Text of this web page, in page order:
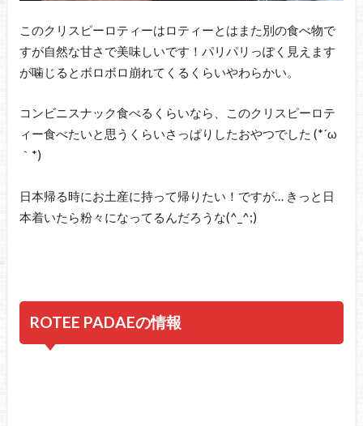
このクリスピーロティーはロティーとはまた別の食べ物で
すが自然な甘さで美味しいです！パリパリっぽく見えます
が噛じるとボロボロ崩れてくるくらいやわらかい。
コンビニスナック食べるくらいなら、このクリスピーロテ
ィー食べたいと思うくらいさっぱりしたおやつでした (*´ω
｀*)
日本帰る時にお土産に持って帰りたい！ですが… きっと日
本着いたら粉々になってるんだろうな(^_^;)
ROTEE PADAEの情報